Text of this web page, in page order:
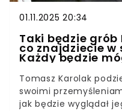
01.11.2025 20:34
Taki będzie
co znajdziecie w
Każdy będzie
Tomasz Karolak
swoimi
jak będzie wyglądał